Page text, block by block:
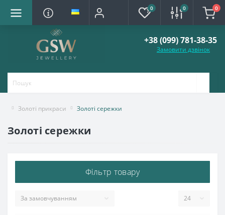
0 0 0
+38 (099) 781-38-35
Замовити дзвінок
Золоті прикраси Золоті сережки
Золоті сережки
Фільтр товару